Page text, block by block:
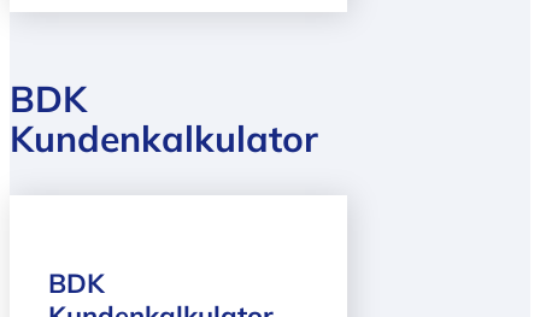
BDK
Kundenkalkulator
BDK